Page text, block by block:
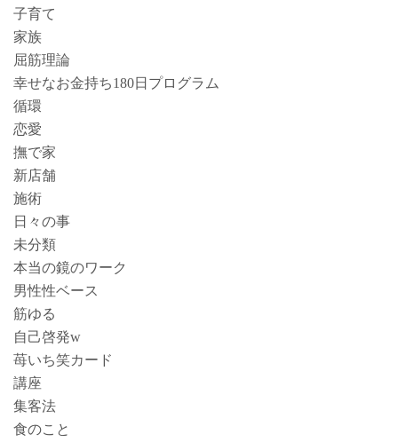
子育て
家族
屈筋理論
幸せなお金持ち180日プログラム
循環
恋愛
撫で家
新店舗
施術
日々の事
未分類
本当の鏡のワーク
男性性ベース
筋ゆる
自己啓発w
苺いち笑カード
講座
集客法
食のこと